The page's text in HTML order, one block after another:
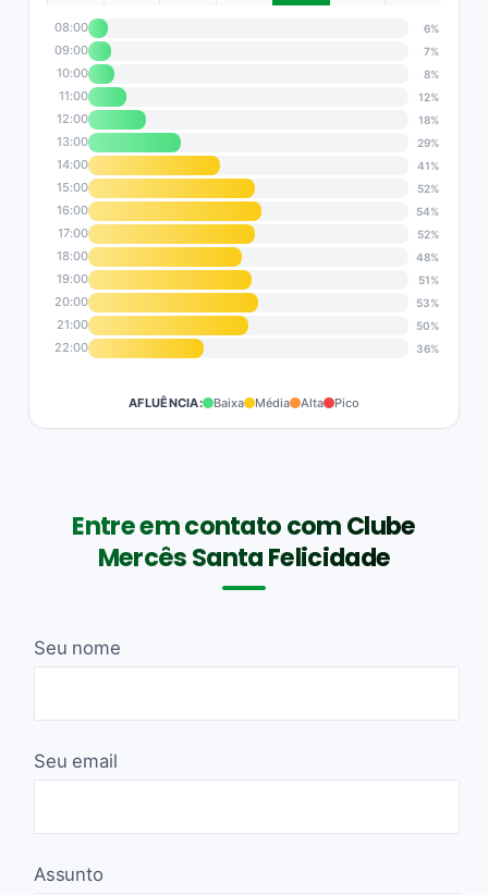
08:00 6%
09:00 7%
10:00 8%
11:00 12%
12:00 18%
13:00 29%
14:00 41%
15:00 52%
16:00 54%
17:00 52%
18:00 48%
19:00 51%
20:00 53%
21:00 50%
22:00 36%
AFLUÊNCIA: Baixa Média Alta Pico
Entre em contato com Clube
Mercês Santa Felicidade
Seu nome
Seu email
Assunto